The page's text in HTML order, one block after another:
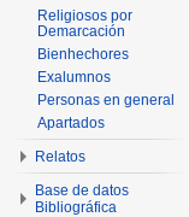
Religiosos por
Demarcación
Bienhechores
Exalumnos
Personas en general
Apartados
Relatos
Base de datos
Bibliográfica